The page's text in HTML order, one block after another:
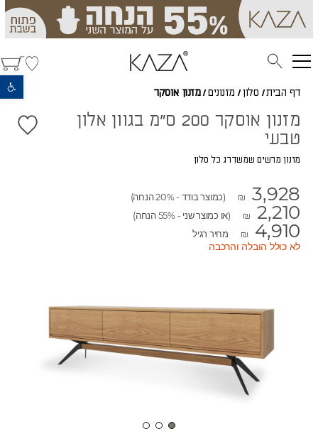
פתח סרגל נגישות
דף הבית/ סלון / מזנונים/ מזנון אוסקר
מזנון אוסקר 200 ס"מ בגוון אלון
טבעי
מזנון מרשים שמשדרג כל סלון
₪ 3,928 (כמוצר בודד - 20% הנחה)
₪ 2,210 (או כמוצר שני - 55% הנחה)
₪ 4,910 מחיר רגיל
לא כולל הובלה והרכבה